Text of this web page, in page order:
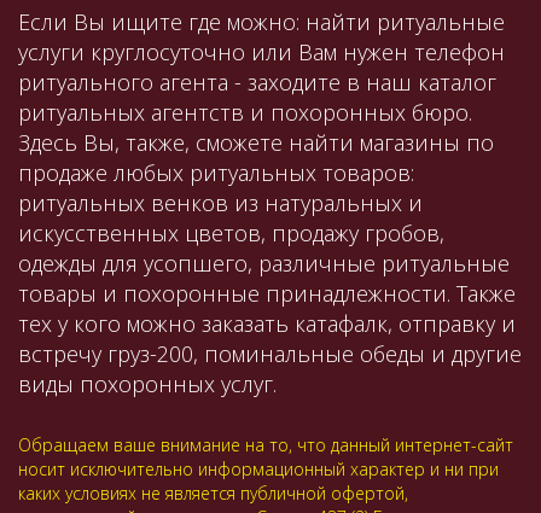
Если Вы ищите где можно: найти ритуальные
услуги круглосуточно или Вам нужен телефон
ритуального агента - заходите в наш каталог
ритуальных агентств и похоронных бюро.
Здесь Вы, также, сможете найти магазины по
продаже любых ритуальных товаров:
ритуальных венков из натуральных и
искусственных цветов, продажу гробов,
одежды для усопшего, различные ритуальные
товары и похоронные принадлежности. Также
тех у кого можно заказать катафалк, отправку и
встречу груз-200, поминальные обеды и другие
виды похоронных услуг.
Обращаем ваше внимание на то, что данный интернет-сайт
носит исключительно информационный характер и ни при
каких условиях не является публичной офертой,